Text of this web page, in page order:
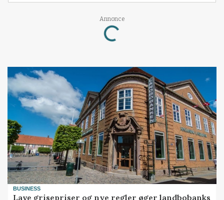
Annonce
Loading...
BUSINESS
Lave grisepriser og nye regler øger landbobanks